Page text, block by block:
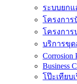
ระบบยกแ
โครงการ
โครงการ
บริการขุ
Business
โป๊ะเทียบ